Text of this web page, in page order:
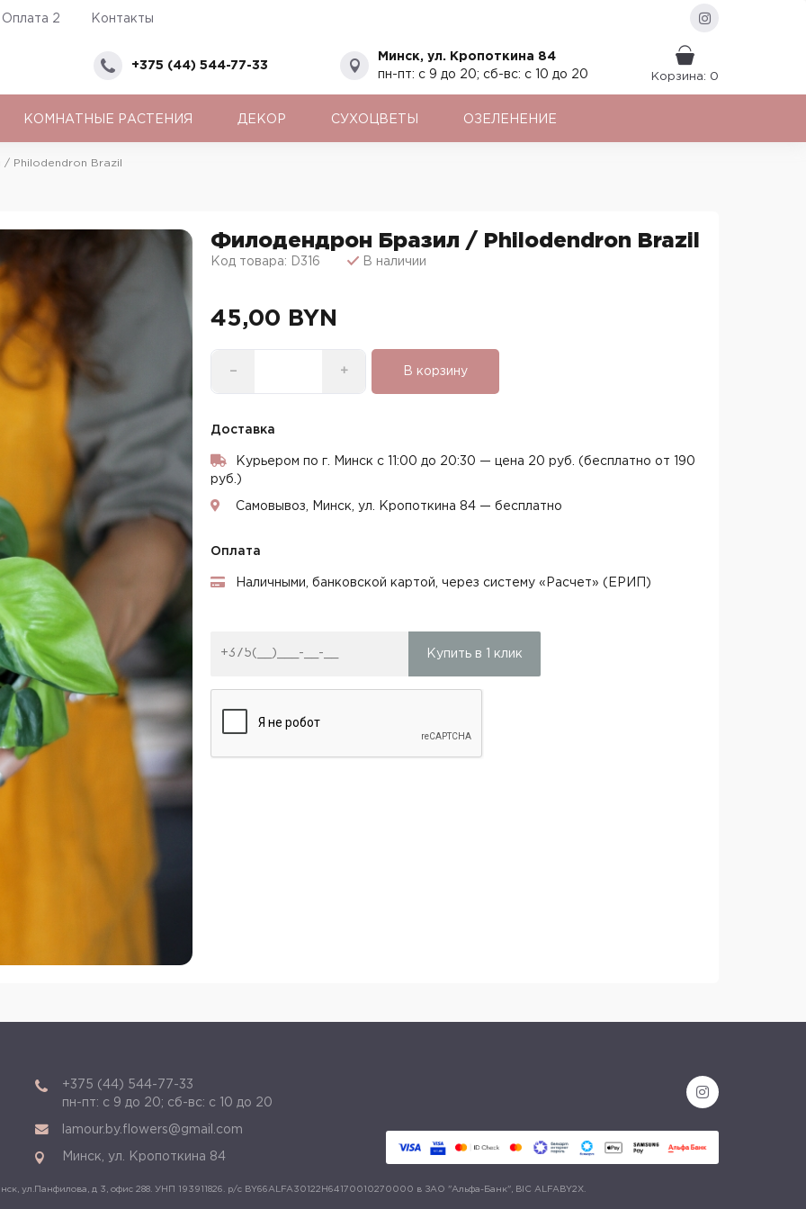
Оплата 2 Контакты
+375 (44) 544-77-33
Минск, ул. Кропоткина 84
пн-пт: с 9 до 20; сб-вс: с 10 до 20
Корзина: 0
КОМНАТНЫЕ РАСТЕНИЯ ДЕКОР СУХОЦВЕТЫ ОЗЕЛЕНЕНИЕ
Philodendron Brazil
Филодендрон Бразил / Philodendron Brazil
Код товара: D316 В наличии
45,00 BYN
− +
Доставка
Курьером по г. Минск с 11:00 до 20:30 — цена 20 руб. (бесплатно от 190
руб.)
Самовывоз, Минск, ул. Кропоткина 84 — бесплатно
Оплата
Наличными, банковской картой, через систему «Расчет» (ЕРИП)
+375 (44) 544-77-33
пн-пт: с 9 до 20; сб-вс: с 10 до 20
lamour.by.flowers@gmail.com
Минск, ул. Кропоткина 84
ул.Панфилова, д 3, офис 288. УНП 193911826. р/с BY66ALFA30122H64170010270000 в ЗАО "Альфа-Банк", BIC ALFABY2X.